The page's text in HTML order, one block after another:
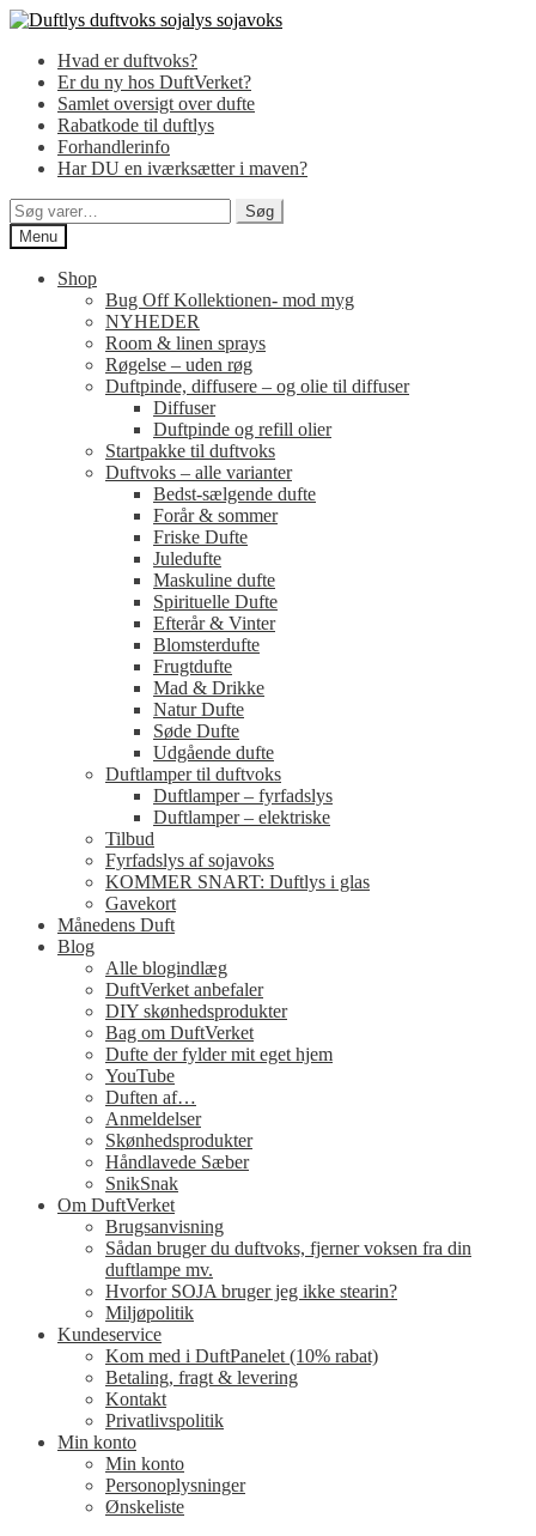
Spring
navigation
Spring
indholdHvad er duftvoks?
Er du ny hos DuftVerket?
Samlet oversigt over dufte
Rabatkode til duftlys
Forhandlerinfo
Har DU en iværksætter i maven?
Søg
efter:
Søg
Menu
Shop
Bug Off Kollektionen- mod myg
NYHEDER
Room & linen sprays
Røgelse – uden røg
Duftpinde, diffusere – og olie til diffuser
Diffuser
Duftpinde og refill olier
Startpakke til duftvoks
Duftvoks – alle varianter
Bedst-sælgende dufte
Forår & sommer
Friske Dufte
Juledufte
Maskuline dufte
Spirituelle Dufte
Efterår & Vinter
Blomsterdufte
Frugtdufte
Mad & Drikke
Natur Dufte
Søde Dufte
Udgående dufte
Duftlamper til duftvoks
Duftlamper – fyrfadslys
Duftlamper – elektriske
Tilbud
Fyrfadslys af sojavoks
KOMMER SNART: Duftlys i glas
Gavekort
Månedens Duft
Blog
Alle blogindlæg
DuftVerket anbefaler
DIY skønhedsprodukter
Bag om DuftVerket
Dufte der fylder mit eget hjem
YouTube
Duften af…
Anmeldelser
Skønhedsprodukter
Håndlavede Sæber
SnikSnak
Om DuftVerket
Brugsanvisning
Sådan bruger du duftvoks, fjerner voksen fra din
duftlampe mv.
Hvorfor SOJA bruger jeg ikke stearin?
Miljøpolitik
Kundeservice
Kom med i DuftPanelet (10% rabat)
Betaling, fragt & levering
Kontakt
Privatlivspolitik
Min konto
Min konto
Personoplysninger
Ønskeliste